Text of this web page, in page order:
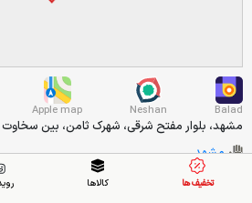
Balad
Neshan
Apple map
مشهد، بلوار مفتح شرقی، شهرک ثامن، بین سخاوت 4 و 6
مشهد
05132566660
تخفیف ها کالاها